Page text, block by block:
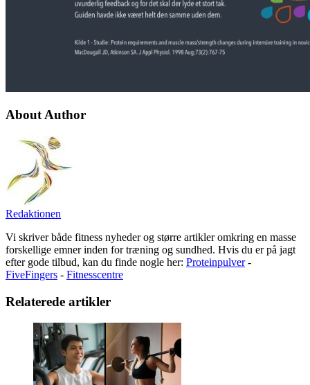
About Author
Redaktionen
Vi skriver både fitness nyheder og større artikler omkring en masse
forskellige emner inden for træning og sundhed. Hvis du er på jagt
efter gode tilbud, kan du finde nogle her: Proteinpulver-
FiveFingers - Fitnesscentre
Relaterede artikler